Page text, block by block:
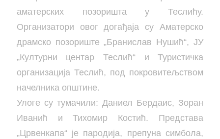
аматерских позоришта у Теслићу.
Организатори овог догађаја су Аматерско
драмско позориште „Бранислав Нушић“, ЈУ
„Културни центар Теслић“ и Туристичка
организација Теслић, под покровитељством
начелника општине.
Улоге су тумачили: Даниел Бердаис, Зоран
Иванић и Тихомир Костић. Представа
„Црвенкапа“ je пародија, препуна симбола,